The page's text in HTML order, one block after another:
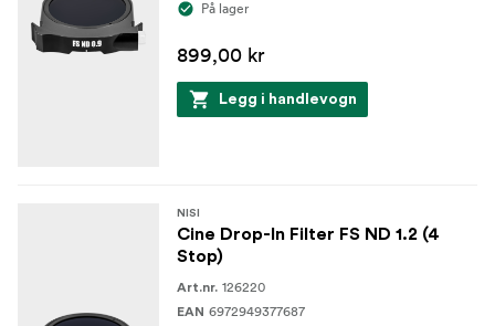
På lager
899,00 kr
Legg i handlevogn
NISI
Cine Drop-In Filter FS ND 1.2 (4
Stop)
Art.nr. 126220
EAN 6972949377687